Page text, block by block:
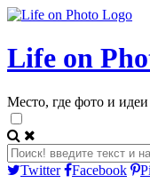
Life on
Место, где фото и
Twitter Facebook